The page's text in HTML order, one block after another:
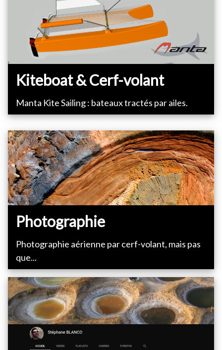
Kiteboat & Cerf-volant
Manta Kite Sailing : bateaux tractés par ailes.
Photographie
Photographie aérienne par cerf-volant, mais pas
que...